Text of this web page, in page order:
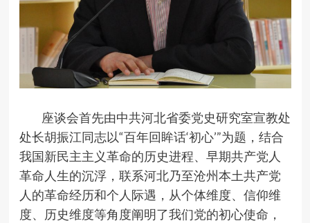
座谈会首先由中共河北省委党史研究室宣教处
处长胡振江同志以“百年回眸话‘初心’”为题，结合
我国新民主主义革命的历史进程、早期共产党人
革命人生的沉浮，联系河北乃至沧州本土共产党
人的革命经历和个人际遇，从个体维度、信仰维
度、历史维度等角度阐明了我们党的初心使命，